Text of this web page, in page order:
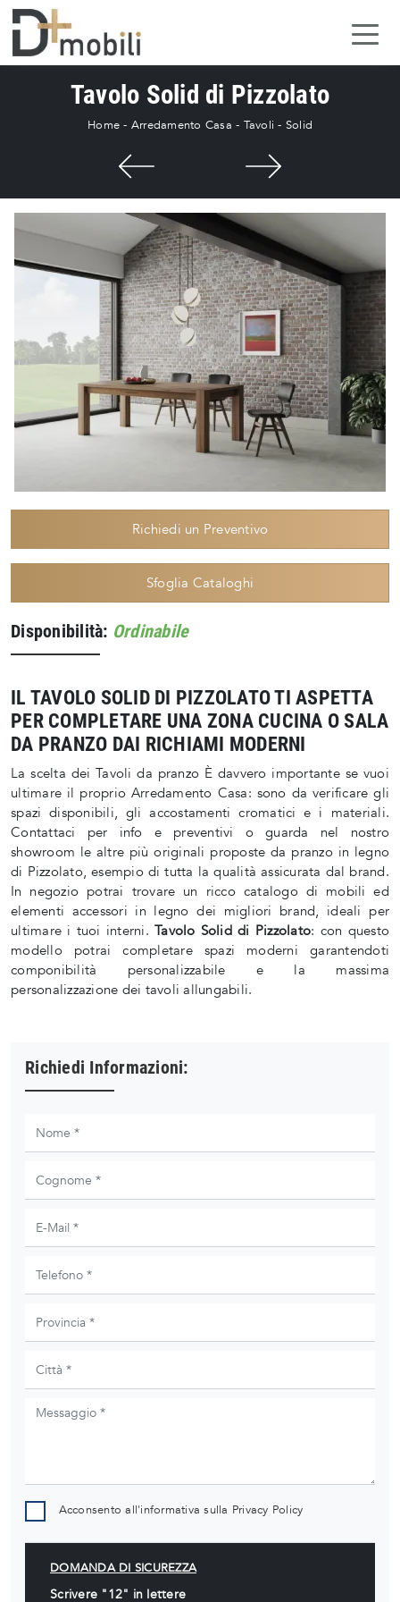
Tavolo Solid di Pizzolato
Home - Arredamento Casa - Tavoli - Solid
Richiedi un Preventivo
Sfoglia Cataloghi
Disponibilità: Ordinabile
IL TAVOLO SOLID DI PIZZOLATO TI ASPETTA
PER COMPLETARE UNA ZONA CUCINA O SALA
DA PRANZO DAI RICHIAMI MODERNI
La scelta dei Tavoli da pranzo È davvero importante se vuoi
ultimare il proprio Arredamento Casa: sono da verificare gli
spazi disponibili, gli accostamenti cromatici e i materiali.
Contattaci per info e preventivi o guarda nel nostro
showroom le altre più originali proposte da pranzo in legno
di Pizzolato, esempio di tutta la qualità assicurata dal brand.
In negozio potrai trovare un ricco catalogo di mobili ed
elementi accessori in legno dei migliori brand, ideali per
ultimare i tuoi interni.Tavolo Solid di Pizzolato: con questo
modello potrai completare spazi moderni garantendoti
componibilità personalizzabile e la massima
personalizzazione dei tavoli allungabili.
Richiedi Informazioni:
Acconsento all'informativa sulla Privacy Policy
DOMANDA DI SICUREZZA
Scrivere "12" in lettere